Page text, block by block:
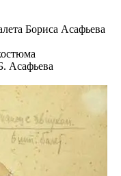
Бориса Асафьева
Асафьева